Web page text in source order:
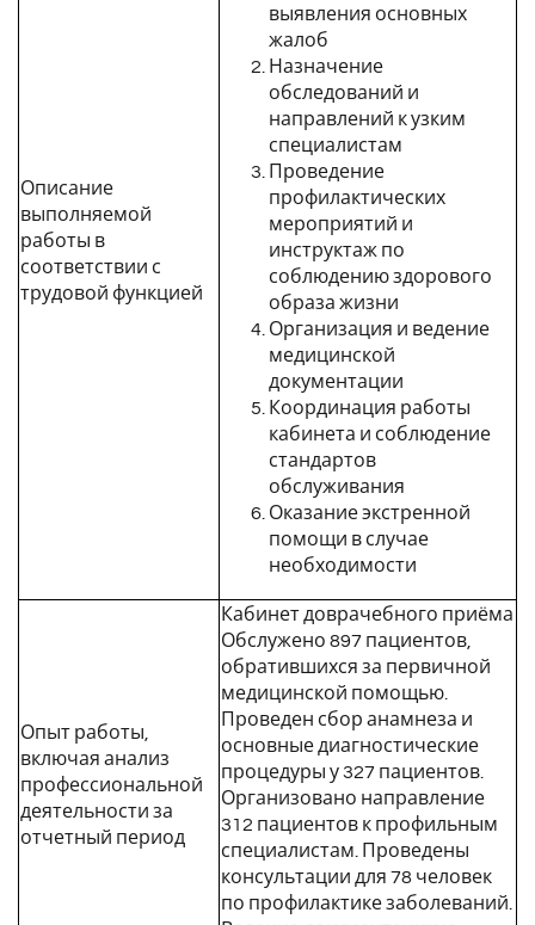
Описание
выполняемой
работы в
соответствии с
трудовой функцией
выявления основных
жалоб
Назначение
обследований и
направлений к узким
специалистам
Проведение
профилактических
мероприятий и
инструктаж по
соблюдению здорового
образа жизни
Организация и ведение
медицинской
документации
Координация работы
кабинета и соблюдение
стандартов
обслуживания
Оказание экстренной
помощи в случае
необходимости
Опыт работы,
включая анализ
профессиональной
деятельности за
отчетный период
Кабинет доврачебного приёма
Обслужено 897 пациентов,
обратившихся за первичной
медицинской помощью.
Проведен сбор анамнеза и
основные диагностические
процедуры у 327 пациентов.
Организовано направление
312 пациентов к профильным
специалистам. Проведены
консультации для 78 человек
по профилактике заболеваний.